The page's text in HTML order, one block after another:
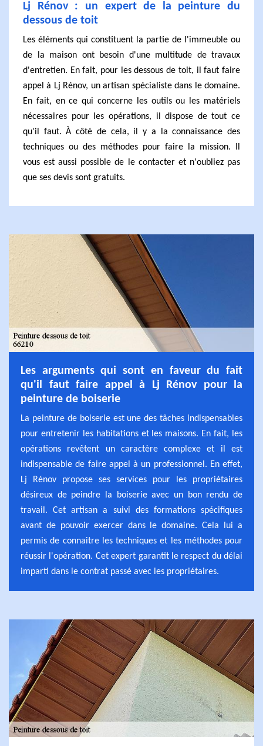
Lj Rénov : un expert de la peinture du
dessous de toit
Les éléments qui constituent la partie de l'immeuble ou
de la maison ont besoin d'une multitude de travaux
d'entretien. En fait, pour les dessous de toit, il faut faire
appel à Lj Rénov, un artisan spécialiste dans le domaine.
En fait, en ce qui concerne les outils ou les matériels
nécessaires pour les opérations, il dispose de tout ce
qu'il faut. À côté de cela, il y a la connaissance des
techniques ou des méthodes pour faire la mission. Il
vous est aussi possible de le contacter et n'oubliez pas
que ses devis sont gratuits.
Les arguments qui sont en faveur du fait
qu'il faut faire appel à Lj Rénov pour la
peinture de boiserie
La peinture de boiserie est une des tâches indispensables
pour entretenir les habitations et les maisons. En fait, les
opérations revêtent un caractère complexe et il est
indispensable de faire appel à un professionnel. En effet,
Lj Rénov propose ses services pour les propriétaires
désireux de peindre la boiserie avec un bon rendu de
travail. Cet artisan a suivi des formations spécifiques
avant de pouvoir exercer dans le domaine. Cela lui a
permis de connaitre les techniques et les méthodes pour
réussir l'opération. Cet expert garantit le respect du délai
imparti dans le contrat passé avec les propriétaires.